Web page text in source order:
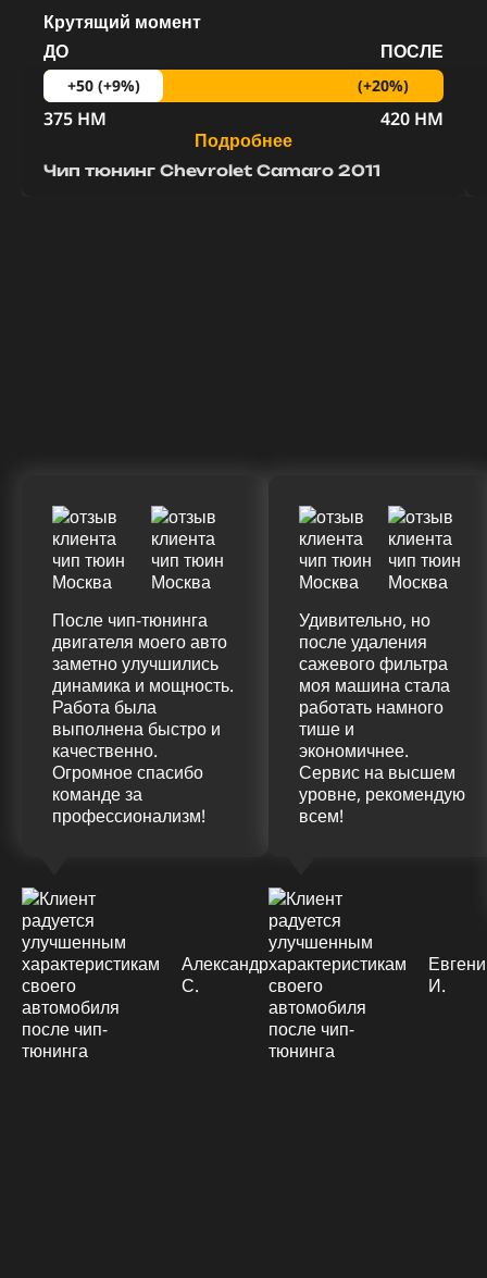
Чип тюнинг Chevrolet Camaro 2011
Крутящий момент
ДО
ПОСЛЕ
+50 (+9%) (+20%)
375 HM
420 HM
Подробнее
После чип-тюнинга
двигателя моего авто
заметно улучшились
динамика и мощность.
Работа была
выполнена быстро и
качественно.
Огромное спасибо
команде за
профессионализм!
Александр
С.
Удивительно, но
после удаления
сажевого фильтра
моя машина стала
работать намного
тише и
экономичнее.
Сервис на высшем
уровне, рекомендую
всем!
И.